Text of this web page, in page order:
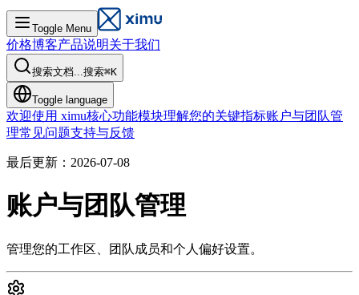
Toggle Menu
价格博客产品说明关于我们
搜索文档...搜索⌘K
Toggle language
欢迎使用 ximu核心功能模块理解您的关键指标账户与团队管
理常见问题支持与反馈
最后更新：2026-07-08
账户与团队管理
管理您的工作区、团队成员和个人偏好设置。